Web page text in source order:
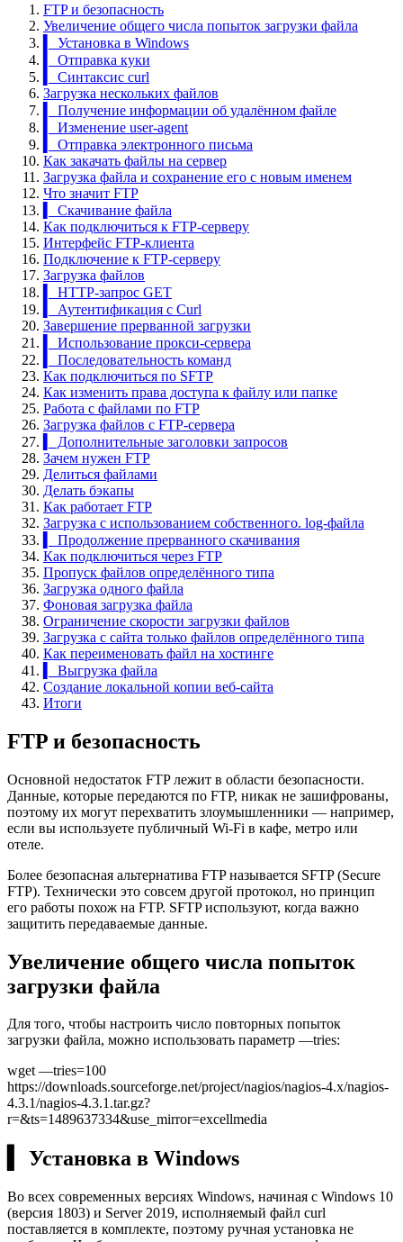
FTP и безопасность
Увеличение общего числа попыток загрузки файла
▍ Установка в Windows
▍ Отправка куки
▍ Синтаксис curl
Загрузка нескольких файлов
▍ Получение информации об удалённом файле
▍ Изменение user-agent
▍ Отправка электронного письма
Как закачать файлы на сервер
Загрузка файла и сохранение его с новым именем
Что значит FTP
▍ Скачивание файла
Как подключиться к FTP-серверу
Интерфейс FTP-клиента
Подключение к FTP-серверу
Загрузка файлов
▍ HTTP-запрос GET
▍ Аутентификация с Curl
Завершение прерванной загрузки
▍ Использование прокси-сервера
▍ Последовательность команд
Как подключиться по SFTP
Как изменить права доступа к файлу или папке
Работа с файлами по FTP
Загрузка файлов с FTP-сервера
▍ Дополнительные заголовки запросов
Зачем нужен FTP
Делиться файлами
Делать бэкапы
Как работает FTP
Загрузка с использованием собственного. log-файла
▍ Продолжение прерванного скачивания
Как подключиться через FTP
Пропуск файлов определённого типа
Загрузка одного файла
Фоновая загрузка файла
Ограничение скорости загрузки файлов
Загрузка с сайта только файлов определённого типа
Как переименовать файл на хостинге
▍ Выгрузка файла
Создание локальной копии веб-сайта
Итоги
FTP и безопасность
Основной недостаток FTP лежит в области безопасности.
Данные, которые передаются по FTP, никак не зашифрованы,
поэтому их могут перехватить злоумышленники — например,
если вы используете публичный Wi-Fi в кафе, метро или
отеле.
Более безопасная альтернатива FTP называется SFTP (Secure
FTP). Технически это совсем другой протокол, но принцип
его работы похож на FTP. SFTP используют, когда важно
защитить передаваемые данные.
Увеличение общего числа попыток
загрузки файла
Для того, чтобы настроить число повторных попыток
загрузки файла, можно использовать параметр —tries:
wget ––tries=100
https://downloads.sourceforge.net/project/nagios/nagios-4.x/nagios-
4.3.1/nagios-4.3.1.tar.gz?
r=&ts=1489637334&use_mirror=excellmedia
▍ Установка в Windows
Во всех современных версиях Windows, начиная с Windows 10
(версия 1803) и Server 2019, исполняемый файл curl
поставляется в комплекте, поэтому ручная установка не